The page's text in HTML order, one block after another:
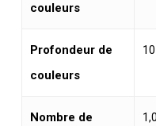
couleurs
Profondeur de
couleurs
Nombre de